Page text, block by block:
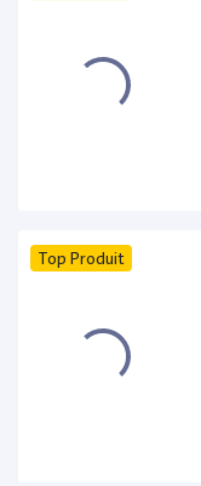
Top Produit